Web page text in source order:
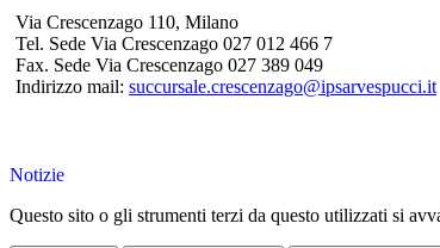
Via Crescenzago 110, Milano
Tel. Sede Via Crescenzago 027 012 466 7
Fax. Sede Via Crescenzago 027 389 049
Indirizzo mail: succursale.crescenzago@ipsarvespucci.it
Notizie
Questo sito o gli strumenti terzi da questo utilizzati si